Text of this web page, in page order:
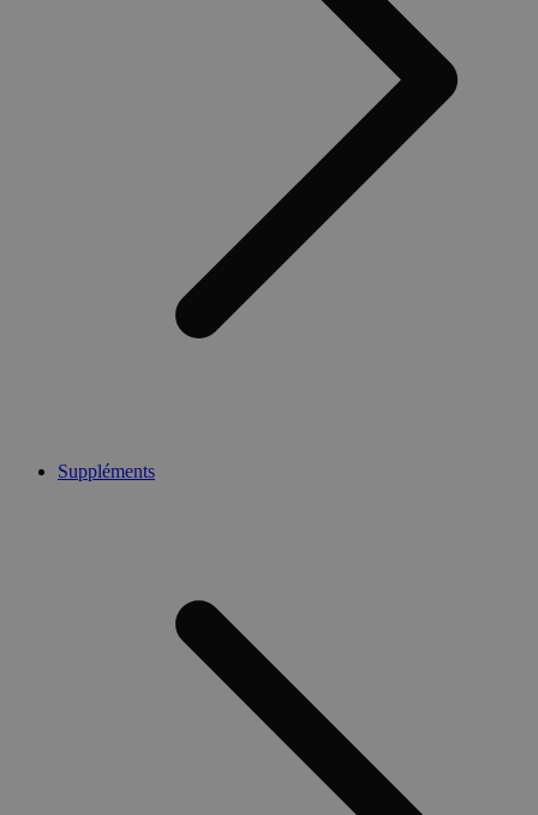
Suppléments